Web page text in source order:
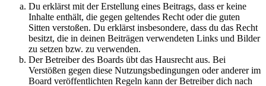
Du erklärst mit der Erstellung eines Beitrags, dass er keine
Inhalte enthält, die gegen geltendes Recht oder die guten
Sitten verstoßen. Du erklärst insbesondere, dass du das Recht
besitzt, die in deinen Beiträgen verwendeten Links und Bilder
zu setzen bzw. zu verwenden.
Der Betreiber des Boards übt das Hausrecht aus. Bei
Verstößen gegen diese Nutzungsbedingungen oder anderer im
Board veröffentlichten Regeln kann der Betreiber dich nach